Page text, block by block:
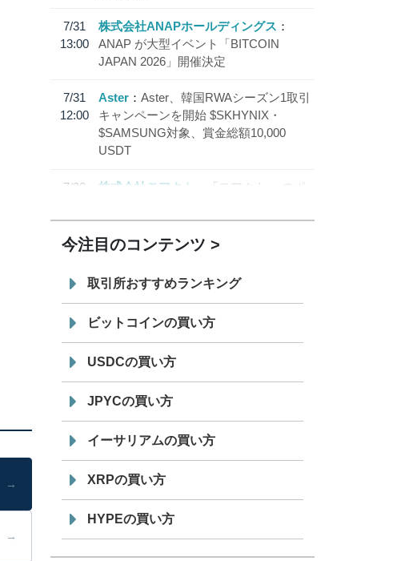
→
→
7/31
13:00
株式会社ANAPホールディングス
ANAP が大型イベント「BITCOIN
JAPAN 2026」開催決定
7/31
12:00
Aster
Aster、韓国RWAシーズン1取引
キャンペーンを開始 $SKHYNIX・
$SAMSUNG対象、賞金総額10,000
USDT
7/30
株式会社モアクト
「モアクト」 のポ
「 JPYC」を追加
19:30
てステーブルコイン「JPYSC」徹底解
説セミナーを開催
今注目のコンテンツ
取引所おすすめランキング
ビットコインの買い方
USDCの買い方
JPYCの買い方
イーサリアムの買い方
XRPの買い方
HYPEの買い方